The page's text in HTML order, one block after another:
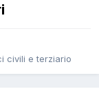
civili e terziario